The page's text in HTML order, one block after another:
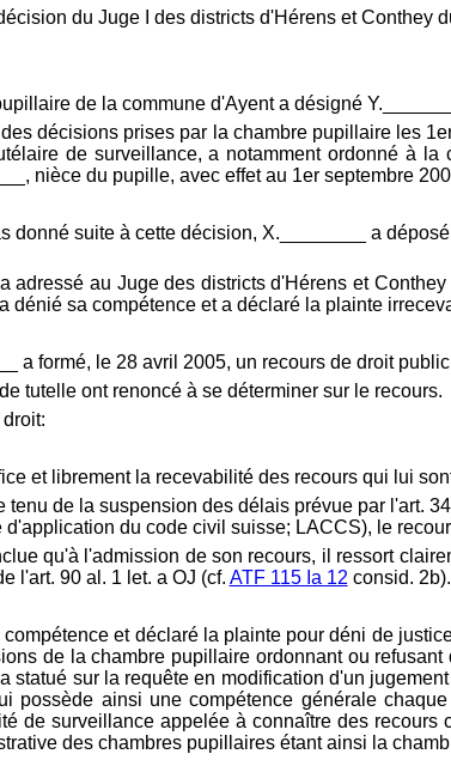
du Juge I des districts d'Hérens et Conthey
de la commune d'Ayent a désigné
décisions prises par la chambre pupillaire les
de surveillance, a notamment ordonné à
nièce du pupille, avec effet au 1er septembre
donné suite à cette décision, X.________ a
adressé au Juge des districts d'Hérens et
dénié sa compétence et a déclaré la plainte
a formé, le 28 avril 2005, un recours de droit
tutelle ont renoncé à se déterminer sur le recours.
et librement la recevabilité des recours qui lui
tenu de la suspension des délais prévue par l'art.
du code civil suisse; LACCS), le
qu'à l'admission de son recours, il ressort
l'art. 90 al. 1 let. a OJ (cf. ATF 115 Ia 12 consid. 2b).
et déclaré la plainte pour déni de
de la chambre pupillaire ordonnant ou
statué sur la requête en modification d'un
possède ainsi une compétence générale
de surveillance appelée à connaître des
des chambres pupillaires étant ainsi la